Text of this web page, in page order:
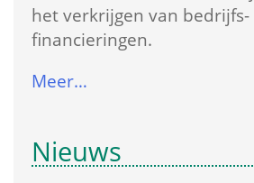
het verkrijgen van bedrijfs­
financieringen.
Meer…
Nieuws